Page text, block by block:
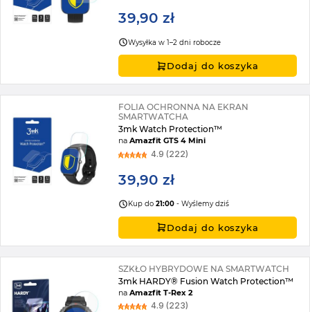
39,90 zł
Wysyłka w 1–2 dni robocze
Dodaj do koszyka
FOLIA OCHRONNA NA EKRAN
SMARTWATCHA
3mk Watch Protection™
naAmazfit GTS 4 Mini
4.9 (222)
39,90 zł
Kup do21:00 - Wyślemy dziś
Dodaj do koszyka
SZKŁO HYBRYDOWE NA SMARTWATCH
3mk HARDY® Fusion Watch Protection™
naAmazfit T-Rex 2
4.9 (223)